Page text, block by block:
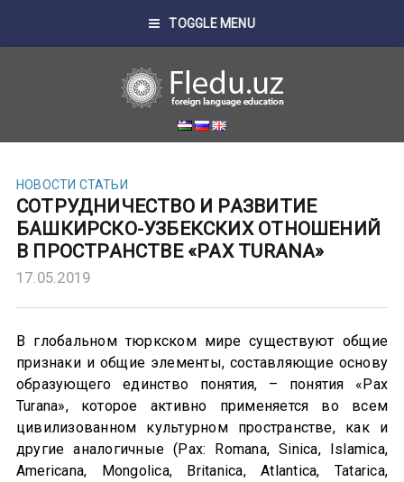
TOGGLE MENU
НОВОСТИ СТАТЬИ
СОТРУДНИЧЕСТВО И РАЗВИТИЕ
БАШКИРСКО-УЗБЕКСКИХ ОТНОШЕНИЙ
В ПРОСТРАНСТВЕ «PAX TURANA»
17.05.2019
В глобальном тюркском мире существуют общие
признаки и общие элементы, составляющие основу
образующего единство понятия, – понятия «Pax
Turana», которое активно применяется во всем
цивилизованном культурном пространстве, как и
другие аналогичные (Pax: Romana, Sinica, Islamica,
Americana, Mongolica, Britanica, Atlantica, Tatarica,